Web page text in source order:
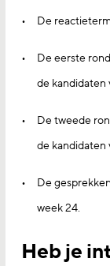
De
De eerste
de kandidaten
De tweede
de kandidaten
De
week 24.
Heb je